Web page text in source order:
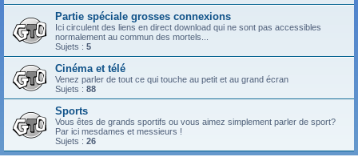
Partie spéciale grosses connexions
Ici circulent des liens en direct download qui ne sont pas accessibles
normalement au commun des mortels...
Sujets : 5
Cinéma et télé
Venez parler de tout ce qui touche au petit et au grand écran
Sujets : 88
Sports
Vous êtes de grands sportifs ou vous aimez simplement parler de sport?
Par ici mesdames et messieurs !
Sujets : 26